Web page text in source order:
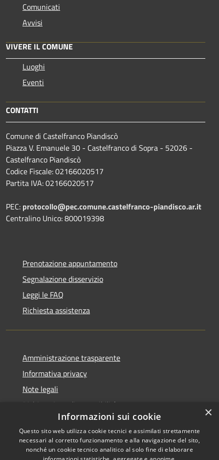
Comunicati
Avvisi
VIVERE IL COMUNE
Luoghi
Eventi
CONTATTI
Comune di Castelfranco Piandiscò
Piazza V. Emanuele 30 - Castelfranco di Sopra - 52026 -
Castelfranco Piandiscò
Codice Fiscale: 02166020517
Partita IVA: 02166020517
PEC: protocollo@pec.comune.castelfranco-piandisco.ar.it
Centralino Unico: 800019398
Prenotazione appuntamento
Segnalazione disservizio
Leggi le FAQ
Richiesta assistenza
Amministrazione trasparente
Informativa privacy
Note legali
Dichiarazione di accessibilità
Copyright © 2025 •
×
Informazioni sui cookie
Questo sito web utilizza cookie tecnici e assimilati strettamente
necessari al corretto funzionamento e alla navigazione del sito,
nonché un cookie tecnico analitico al solo fine di elaborare